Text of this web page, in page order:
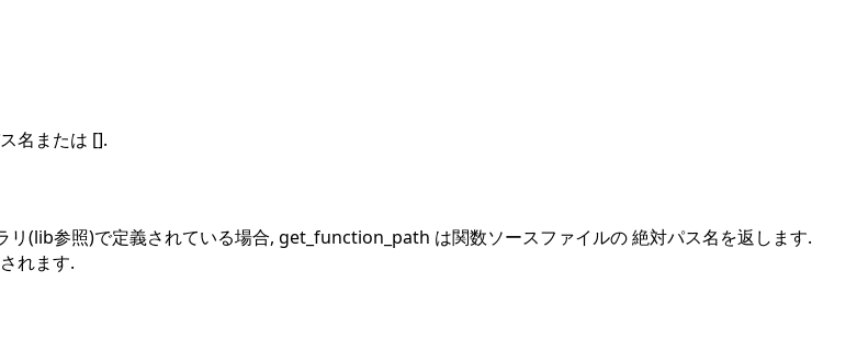
名または [].
リ(lib参照)で定義されている場合, get_function_path は関数ソースファイルの 絶対パス名を返します.
れます.